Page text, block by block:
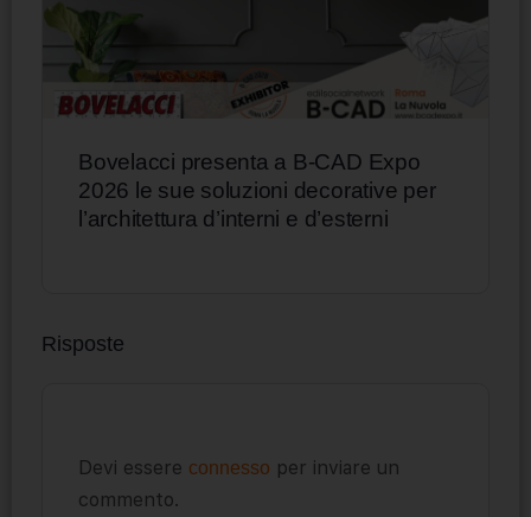
Bovelacci presenta a B-CAD Expo
2026 le sue soluzioni decorative per
l’architettura d’interni e d’esterni
Risposte
Devi essere connesso per inviare un
commento.